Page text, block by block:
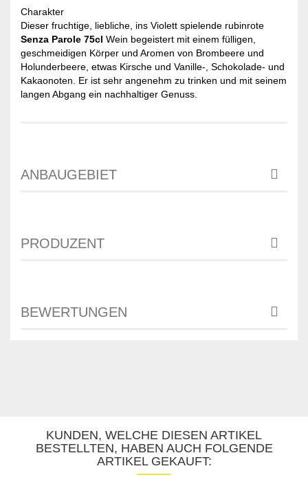
Charakter
Dieser fruchtige, liebliche, ins Violett spielende rubinrote
Senza Parole 75cl Wein begeistert mit einem fülligen,
geschmeidigen Körper und Aromen von Brombeere und
Holunderbeere, etwas Kirsche und Vanille-, Schokolade- und
Kakaonoten. Er ist sehr angenehm zu trinken und mit seinem
langen Abgang ein nachhaltiger Genuss.
ANBAUGEBIET
PRODUZENT
BEWERTUNGEN
KUNDEN, WELCHE DIESEN ARTIKEL
BESTELLTEN, HABEN AUCH FOLGENDE
ARTIKEL GEKAUFT: